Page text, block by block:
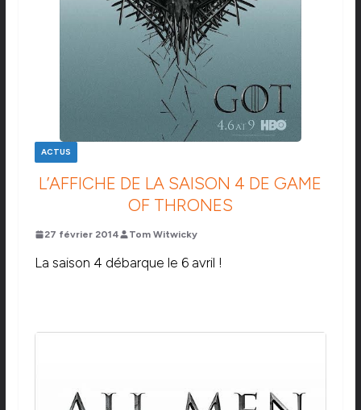
ACTUS
L’AFFICHE DE LA SAISON 4 DE GAME
OF THRONES
27 février 2014 Tom Witwicky
La saison 4 débarque le 6 avril !